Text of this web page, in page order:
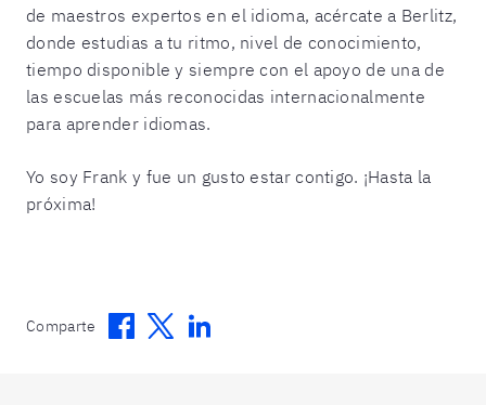
de maestros expertos en el idioma, acércate a Berlitz,
donde estudias a tu ritmo, nivel de conocimiento,
tiempo disponible y siempre con el apoyo de una de
las escuelas más reconocidas internacionalmente
para aprender idiomas.
Yo soy Frank y fue un gusto estar contigo. ¡Hasta la
próxima!
Comparte Facebook
TwitterLinkedin